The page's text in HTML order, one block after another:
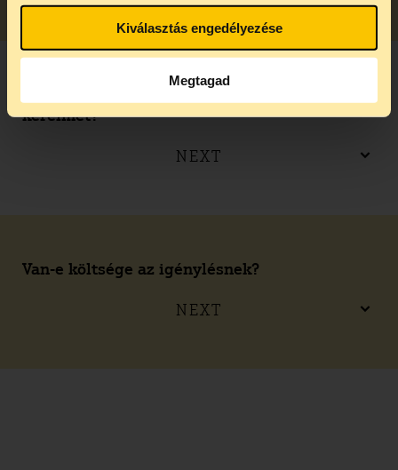
Kiválasztás engedélyezése
Megtagad
kérelmet?
NEXT
Van-e költsége az igénylésnek?
NEXT